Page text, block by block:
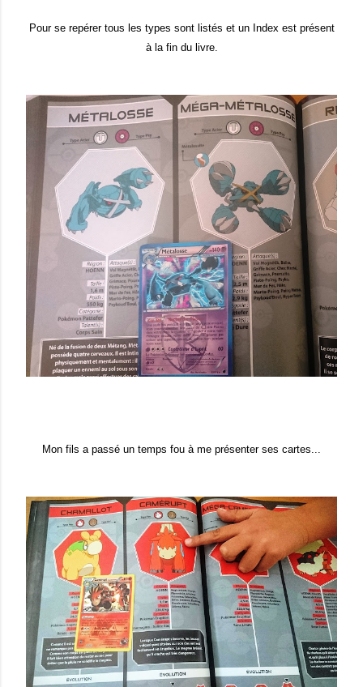
Pour se repérer tous les types sont listés et un Index est présent
à la fin du livre.
Mon fils a passé un temps fou à me présenter ses cartes...